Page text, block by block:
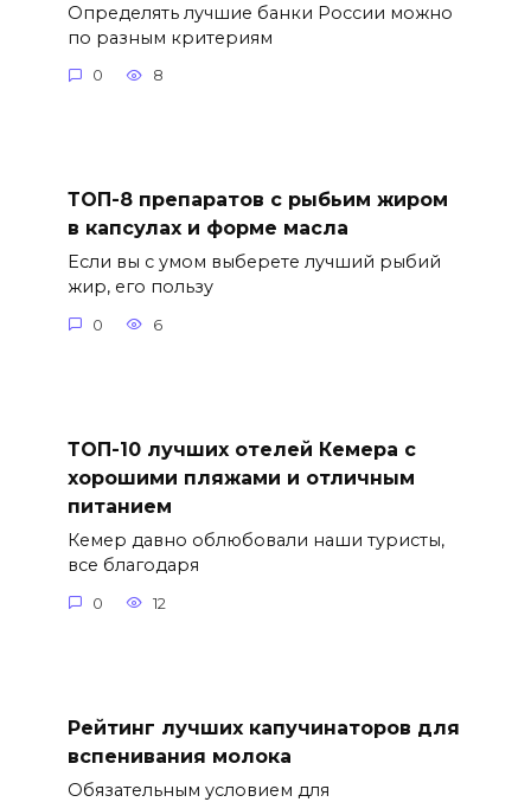
Определять лучшие банки России можно
по разным критериям
0 8
ТОП-8 препаратов с рыбьим жиром
в капсулах и форме масла
Если вы с умом выберете лучший рыбий
жир, его пользу
0 6
ТОП-10 лучших отелей Кемера с
хорошими пляжами и отличным
питанием
Кемер давно облюбовали наши туристы,
все благодаря
0 12
Рейтинг лучших капучинаторов для
вспенивания молока
Обязательным условием для